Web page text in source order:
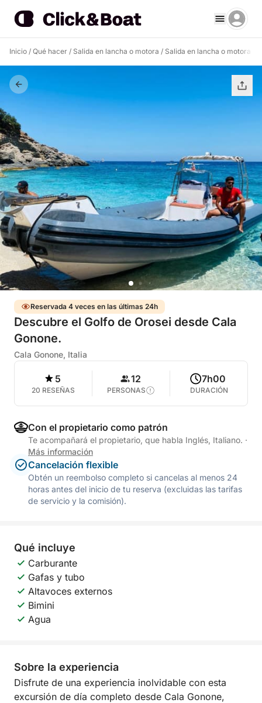
Inicio / Qué hacer / Salida en lancha o motora / Salida en lancha o motora
Reservada 4 veces en las últimas 24h
Descubre el Golfo de Orosei desde Cala
Gonone.
Cala Gonone, Italia
5
20 RESEÑAS
12
PERSONAS
7h00
DURACIÓN
Con el propietario como patrón
Te acompañará el propietario, que habla Inglés, Italiano. ·
Más información
Cancelación flexible
Obtén un reembolso completo si cancelas al menos 24
horas antes del inicio de tu reserva (excluidas las tarifas
de servicio y la comisión).
Qué incluye
Carburante
Gafas y tubo
Altavoces externos
Bimini
Agua
Sobre la experiencia
Disfrute de una experiencia inolvidable con esta
excursión de día completo desde Cala Gonone,